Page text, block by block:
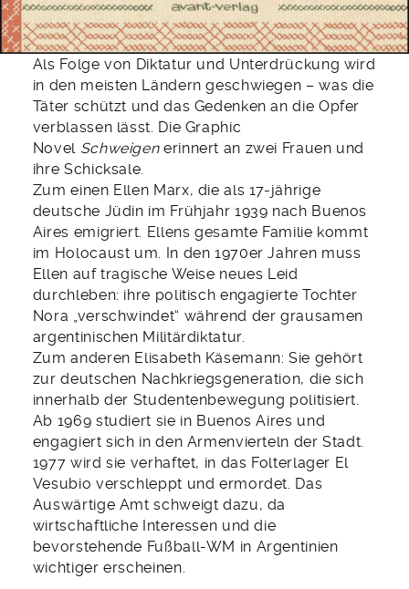
Als Folge von Diktatur und Unterdrückung wird
in den meisten Ländern geschwiegen – was die
Täter schützt und das Gedenken an die Opfer
verblassen lässt. Die Graphic
Novel Schweigenerinnert an zwei Frauen und
ihre Schicksale.
Zum einen Ellen Marx, die als 17-jährige
deutsche Jüdin im Frühjahr 1939 nach Buenos
Aires emigriert. Ellens gesamte Familie kommt
im Holocaust um. In den 1970er Jahren muss
Ellen auf tragische Weise neues Leid
durchleben: ihre politisch engagierte Tochter
Nora „verschwindet“ während der grausamen
argentinischen Militärdiktatur.
Zum anderen Elisabeth Käsemann: Sie gehört
zur deutschen Nachkriegsgeneration, die sich
innerhalb der Studentenbewegung politisiert.
Ab 1969 studiert sie in Buenos Aires und
engagiert sich in den Armenvierteln der Stadt.
1977 wird sie verhaftet, in das Folterlager El
Vesubio verschleppt und ermordet. Das
Auswärtige Amt schweigt dazu, da
wirtschaftliche Interessen und die
bevorstehende Fußball-WM in Argentinien
wichtiger erscheinen.